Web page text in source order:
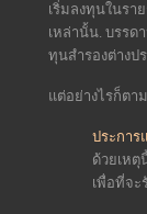
เริ่มลงทุนในรา
เหล่านั้น. บรรด
ทุนสำรองต่างป
แต่อย่างไรก็ตา
ประการ
ด้วยเหตุ
เพื่อที่จะ